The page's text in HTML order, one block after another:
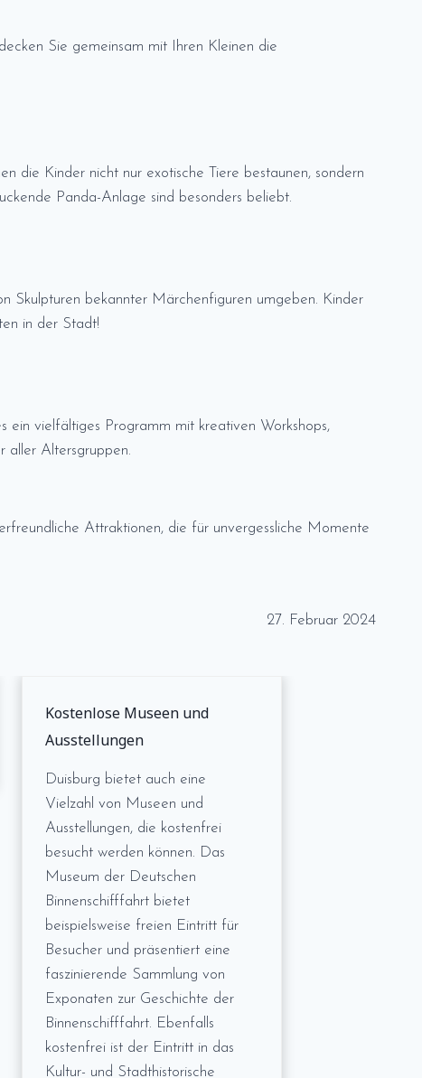
Sie gemeinsam mit Ihren Kleinen die
die Kinder nicht nur exotische Tiere bestaunen, sondern
Panda-Anlage sind besonders beliebt.
Skulpturen bekannter Märchenfiguren umgeben. Kinder
in der Stadt!
ein vielfältiges Programm mit kreativen Workshops,
aller Altersgruppen.
Attraktionen, die für unvergessliche Momente
27. Februar 2024
Kostenlose Museen und
Ausstellungen
Duisburg bietet auch eine
Vielzahl von Museen und
Ausstellungen, die kostenfrei
besucht werden können. Das
Museum der Deutschen
Binnenschifffahrt bietet
beispielsweise freien Eintritt für
Besucher und präsentiert eine
faszinierende Sammlung von
Exponaten zur Geschichte der
Binnenschifffahrt. Ebenfalls
kostenfrei ist der Eintritt in das
Kultur- und Stadthistorische